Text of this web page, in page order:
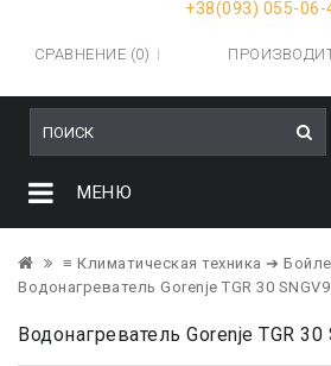
+38(093) 055-06-
СРАВНЕНИЕ (0)
МЕНЮ
≡ Климатическая техника ➔
Водонагреватель Gorenje TGR 30 SNGV9
Водонагреватель Gorenje TGR 30